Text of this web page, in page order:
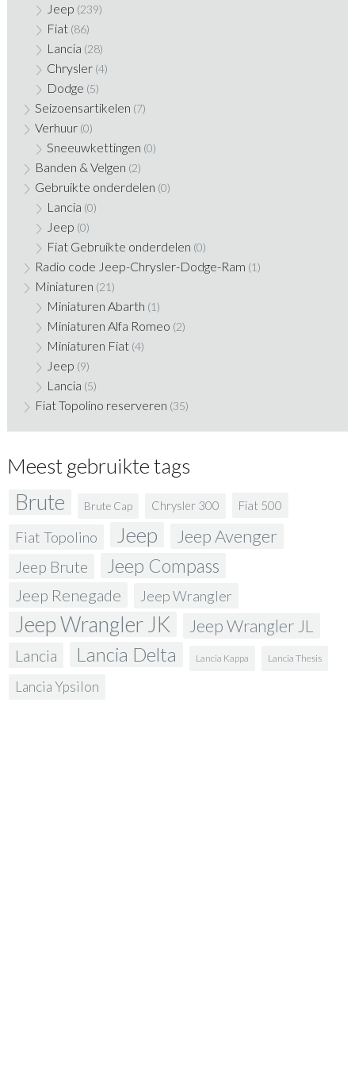
Jeep (239)
Fiat (86)
Lancia (28)
Chrysler (4)
Dodge (5)
Seizoensartikelen (7)
Verhuur (0)
Sneeuwkettingen (0)
Banden & Velgen (2)
Gebruikte onderdelen (0)
Lancia (0)
Jeep (0)
Fiat Gebruikte onderdelen (0)
Radio code Jeep-Chrysler-Dodge-Ram (1)
Miniaturen (21)
Miniaturen Abarth (1)
Miniaturen Alfa Romeo (2)
Miniaturen Fiat (4)
Jeep (9)
Lancia (5)
Fiat Topolino reserveren (35)
Meest gebruikte tags
Brute Brute Cap Chrysler 300 Fiat 500
Fiat Topolino Jeep Jeep Avenger
Jeep Brute Jeep Compass
Jeep Renegade Jeep Wrangler
Jeep Wrangler JK Jeep Wrangler JL
Lancia Lancia Delta Lancia Kappa Lancia Thesis
Lancia Ypsilon